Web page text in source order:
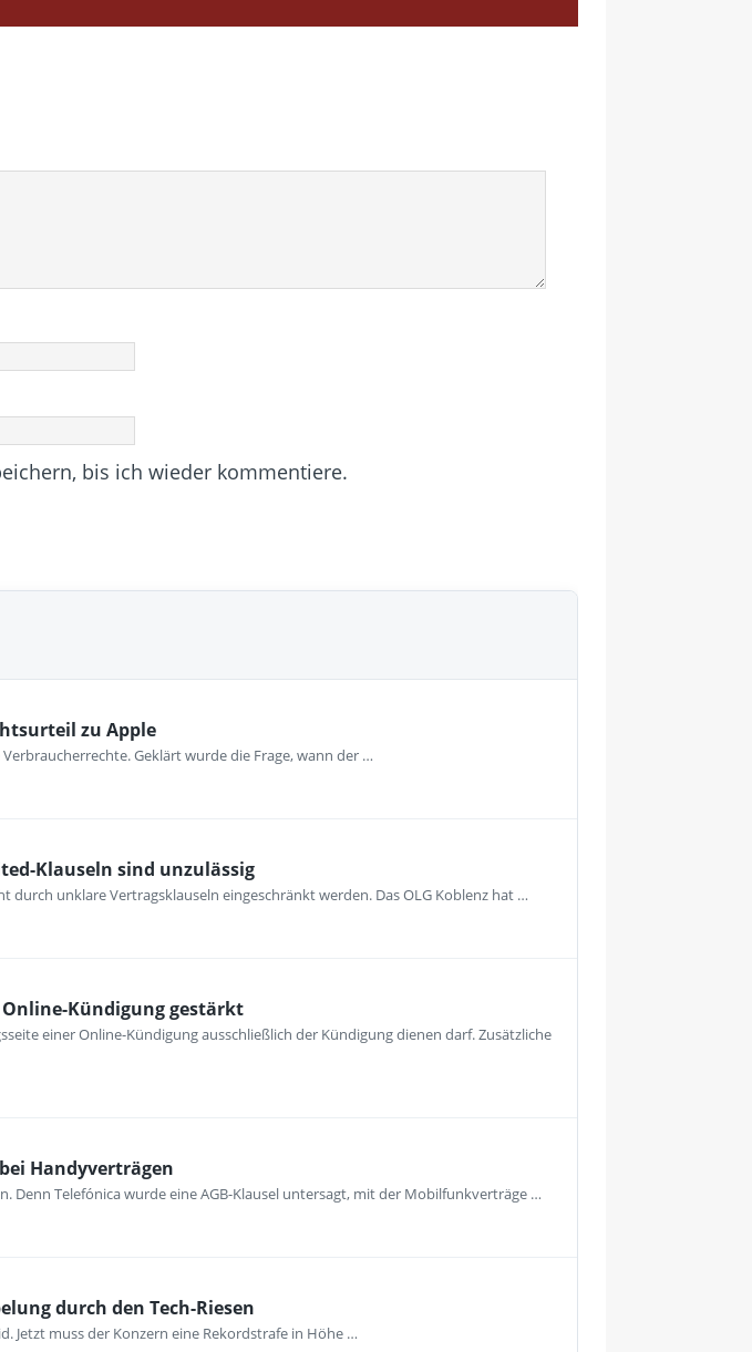
bis ich wieder kommentiere.
zu Apple
Geklärt wurde die Frage, wann der …
Klauseln sind unzulässig
unklare Vertragsklauseln eingeschränkt werden. Das OLG Koblenz hat …
Kündigung gestärkt
einer Online-Kündigung ausschließlich der Kündigung dienen darf. Zusätzliche
Handyverträgen
Denn Telefónica wurde eine AGB-Klausel untersagt, mit der Mobilfunkverträge …
durch den Tech-Riesen
Jetzt muss der Konzern eine Rekordstrafe in Höhe …